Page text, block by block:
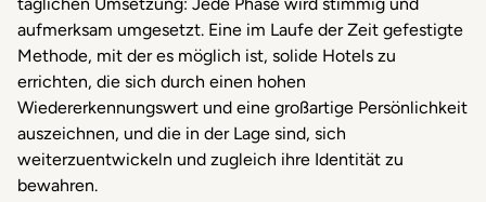
aufmerksam umgesetzt. Eine im Laufe der Zeit gefestigte
Methode, mit der es möglich ist, solide Hotels zu
errichten, die sich durch einen hohen
Wiedererkennungswert und eine großartige Persönlichkeit
auszeichnen, und die in der Lage sind, sich
weiterzuentwickeln und zugleich ihre Identität zu
bewahren.